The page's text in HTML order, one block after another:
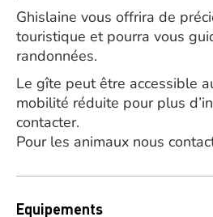
Ghislaine vous offrira de
touristique et pourra vous
randonnées.
Le gîte peut être accessible
mobilité réduite pour plus
contacter.
Pour les animaux nous
Equipements